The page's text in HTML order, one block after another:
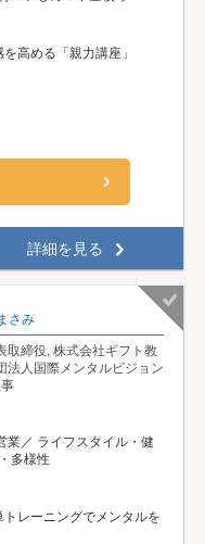
高める「親力講座」
詳細を見る
さみ
締役, 株式会社ギフト教
人国際メンタルビジョン
業／ ライフスタイル・健
多様性
レーニングでメンタルを